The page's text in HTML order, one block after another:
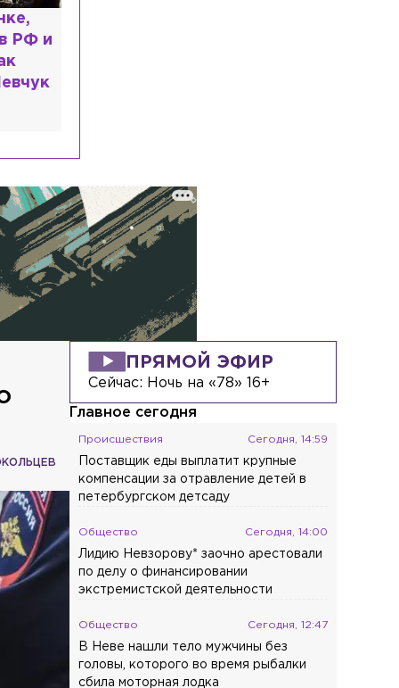
что
ПРЯМОЙ ЭФИР
Сейчас: Ночь на «78» 16+
Главное сегодня
Происшествия Сегодня, 14:59
Поставщик еды выплатит крупные
компенсации за отравление детей в
петербургском детсаду
Общество Сегодня, 14:00
Лидию Невзорову* заочно арестовали
по делу о финансировании
экстремистской деятельности
Общество Сегодня, 12:47
В Неве нашли тело мужчины без
головы, которого во время рыбалки
сбила моторная лодка